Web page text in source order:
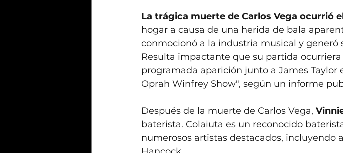
La trágica muerte de Carlos Vega ocurrió
hogar a causa de una herida de bala
conmocionó a la industria musical y generó
Resulta impactante que su partida
programada aparición junto a James Taylor
Oprah Winfrey Show", según un informe
Después de la muerte de Carlos Vega,
baterista. Colaiuta es un reconocido
numerosos artistas destacados, incluyendo